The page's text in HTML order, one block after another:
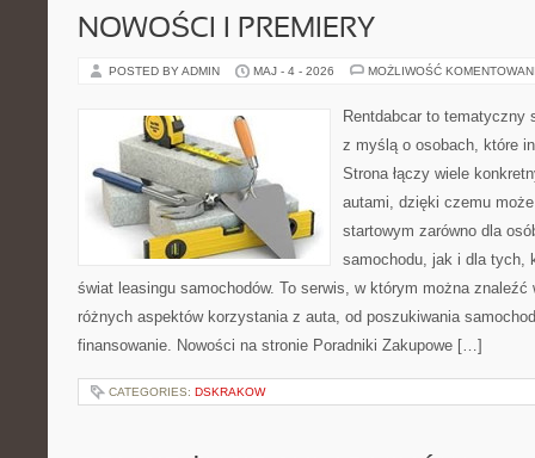
NOWOŚCI I PREMIERY
POSTED BY ADMIN MAJ - 4 - 2026 MOŻLIWOŚĆ
Rentdabcar to tematyczny
z myślą o osobach, które
Strona łączy wiele
autami, dzięki czemu
startowym zarówno dla
samochodu, jak i dla tych,
świat leasingu samochodów. To serwis, w którym można
różnych aspektów korzystania z auta, od poszukiwania
finansowanie. Nowości na stronie Poradniki Zakupowe […]
CATEGORIES: DSKRAKOW